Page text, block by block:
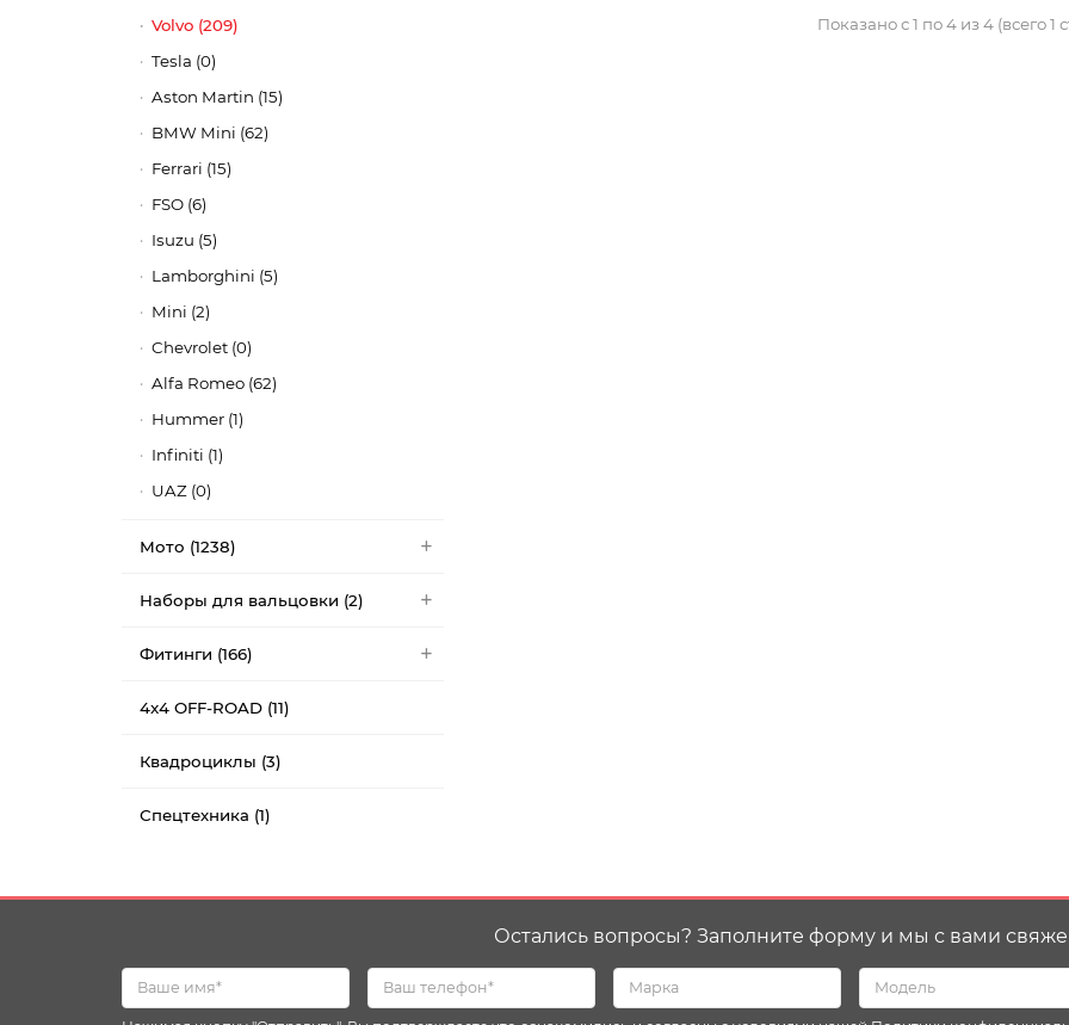
Volvo (209)
Tesla (0)
Aston Martin (15)
BMW Mini (62)
Ferrari (15)
FSO (6)
Isuzu (5)
Lamborghini (5)
Mini (2)
Chevrolet (0)
Alfa Romeo (62)
Hummer (1)
Infiniti (1)
UAZ (0)
Мото (1238)
Наборы для вальцовки (2)
Фитинги (166)
4x4 OFF-ROAD (11)
Квадроциклы (3)
Спецтехника (1)
Показано с 1 по 4 из 4 (всего 1
Остались вопросы? Заполните форму и мы с вами